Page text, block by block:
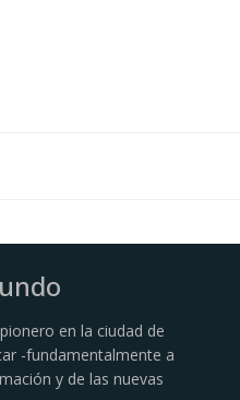
en la ciudad de
-fundamentalmente a
y de las nuevas